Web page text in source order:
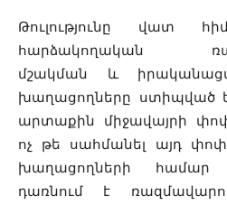
Թուլությունը վատ
հարձակողական
մշակման և
խաղացողները ստիպված
արտաքին միջավայրի
ոչ թե սահմանել այդ
խաղացողների համար
դառնում է